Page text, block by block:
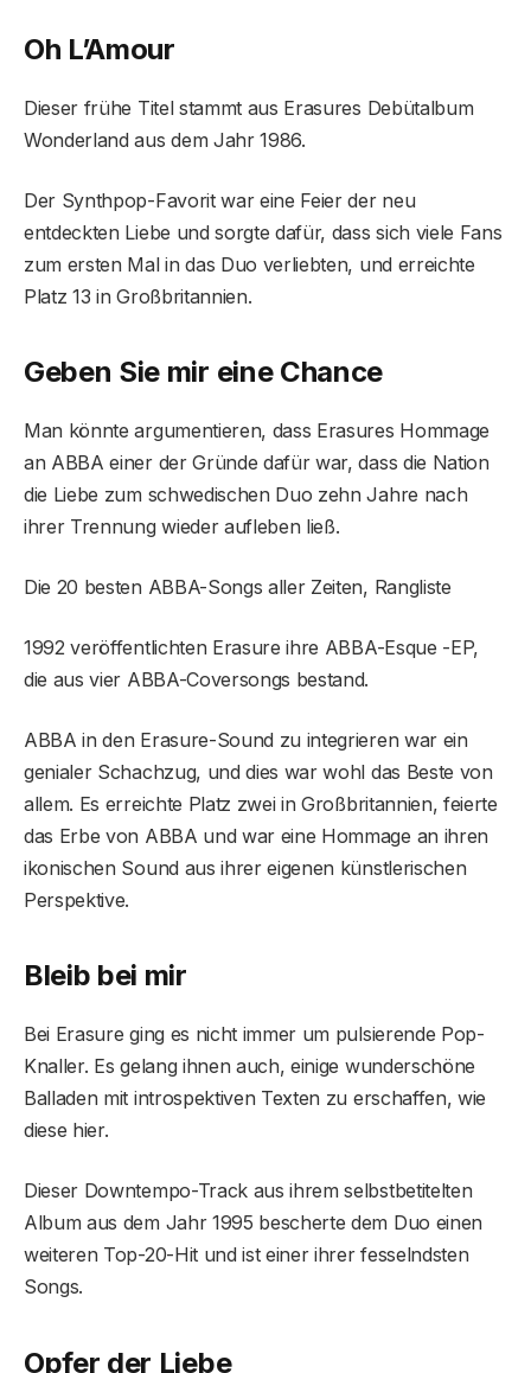
Oh L’Amour
Dieser frühe Titel stammt aus Erasures Debütalbum
Wonderland aus dem Jahr 1986.
Der Synthpop-Favorit war eine Feier der neu
entdeckten Liebe und sorgte dafür, dass sich viele Fans
zum ersten Mal in das Duo verliebten, und erreichte
Platz 13 in Großbritannien.
Geben Sie mir eine Chance
Man könnte argumentieren, dass Erasures Hommage
an ABBA einer der Gründe dafür war, dass die Nation
die Liebe zum schwedischen Duo zehn Jahre nach
ihrer Trennung wieder aufleben ließ.
Die 20 besten ABBA-Songs aller Zeiten, Rangliste
1992 veröffentlichten Erasure ihre ABBA-Esque -EP,
die aus vier ABBA-Coversongs bestand.
ABBA in den Erasure-Sound zu integrieren war ein
genialer Schachzug, und dies war wohl das Beste von
allem. Es erreichte Platz zwei in Großbritannien, feierte
das Erbe von ABBA und war eine Hommage an ihren
ikonischen Sound aus ihrer eigenen künstlerischen
Perspektive.
Bleib bei mir
Bei Erasure ging es nicht immer um pulsierende Pop-
Knaller. Es gelang ihnen auch, einige wunderschöne
Balladen mit introspektiven Texten zu erschaffen, wie
diese hier.
Dieser Downtempo-Track aus ihrem selbstbetitelten
Album aus dem Jahr 1995 bescherte dem Duo einen
weiteren Top-20-Hit und ist einer ihrer fesselndsten
Songs.
Opfer der Liebe